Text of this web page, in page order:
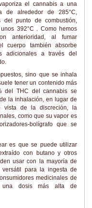
el cannabis a una
de alrededor de 285°C,
del punto de combustión,
392°C . Como hemos
anterioridad, al fumar
cuerpo también absorbe
adicionales a través del
sino que se inhala
tener un contenido más
del THC del cannabis se
la inhalación, en lugar de
vista de la discreción, la
como que su vapor es
bolígrafo que se
es que se puede utilizar
con butano y otros
usar con la mayoría de
para la ingesta de
medicinales de
una dosis más alta de